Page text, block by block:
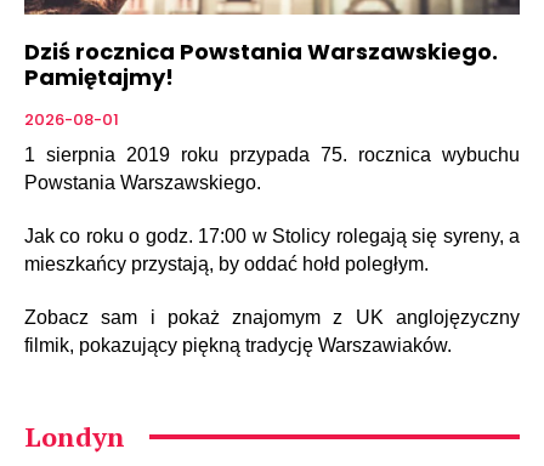
Dziś rocznica Powstania Warszawskiego.
Pamiętajmy!
2026-08-01
1 sierpnia 2019 roku przypada 75. rocznica wybuchu
Powstania Warszawskiego.
Jak co roku o godz. 17:00 w Stolicy rolegają się syreny, a
mieszkańcy przystają, by oddać hołd poległym.
Zobacz sam i pokaż znajomym z UK anglojęzyczny
filmik, pokazujący piękną tradycję Warszawiaków.
Londyn